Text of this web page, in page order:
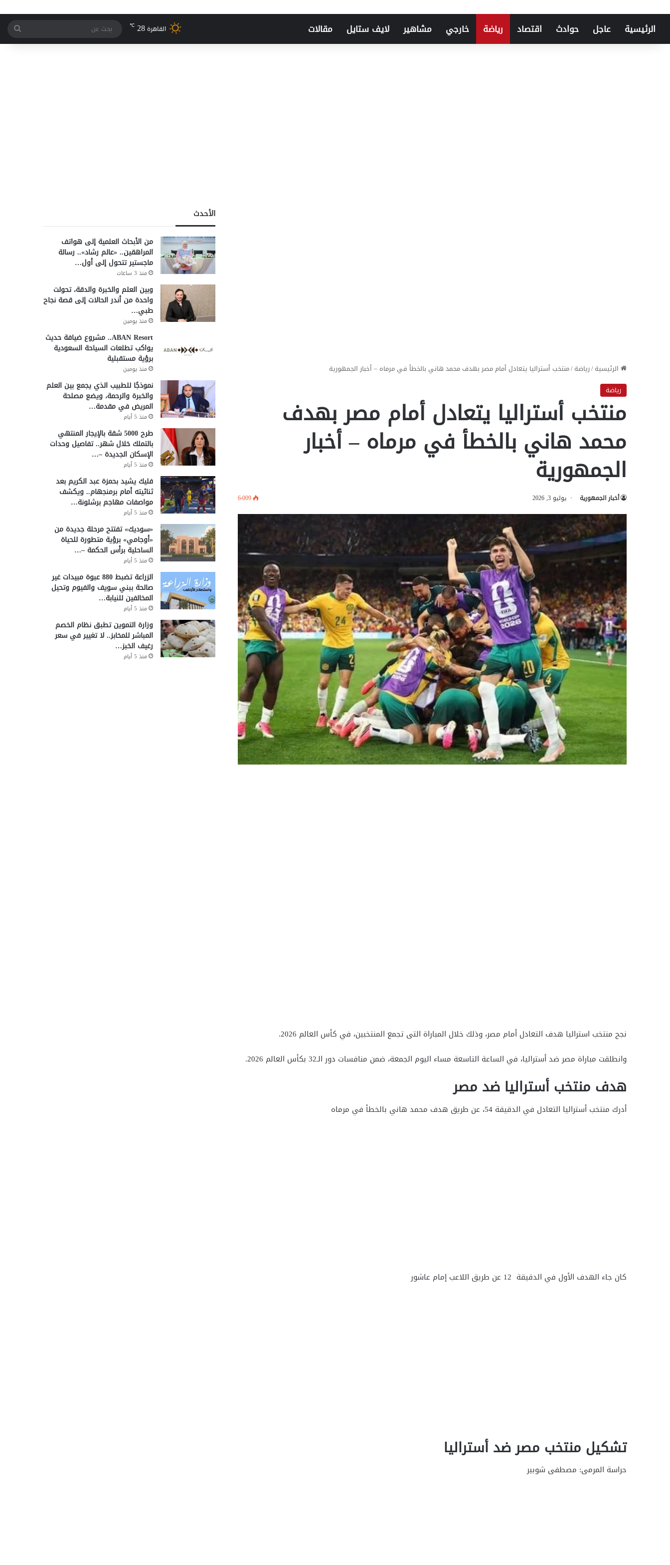
الرئيسية عاجل حوادث اقتصاد رياضة خارجي مشاهير لايف ستايل مقالات القاهرة28
℃
عن
الرئيسية/رياضة/منتخب أستراليا يتعادل أمام مصر بهدف محمد هاني بالخطأ في مرماه – أخبار الجمهورية
رياضة
منتخب أستراليا يتعادل أمام مصر بهدف
محمد هاني بالخطأ في مرماه – أخبار
الجمهورية
أخبار الجمهورية يوليو 3, 2026 6٬009
نجح منتخب استراليا هدف التعادل أمام مصر، وذلك خلال المباراة التى تجمع المنتخبين، في كأس العالم 2026.
وانطلقت مباراة مصر ضد أستراليا، في الساعة التاسعة مساء اليوم الجمعة، ضمن منافسات دور الـ32 بكأس العالم 2026.
هدف منتخب أستراليا ضد مصر
أدرك منتخب أستراليا التعادل في الدقيقة 54، عن طريق هدف محمد هاني بالخطأ في مرماه
كان جاء الهدف الأول في الدقيقة 12 عن طريق اللاعب إمام عاشور
تشكيل منتخب مصر ضد أستراليا
حراسة المرمى: مصطفى شوبير
الأحدث
من الأبحاث العلمية إلى هواتف
المراهقين.. «عالم رشاد».. رسالة
ماجستير تتحول إلى أول…
منذ 3 ساعات
وبين العلم والخبرة والدقة، تحولت
واحدة من أندر الحالات إلى قصة نجاح
طبي…
منذ يومين
ABAN Resort.. مشروع ضيافة حديث
يواكب تطلعات السياحة السعودية
برؤية مستقبلية
منذ يومين
نموذجًا للطبيب الذي يجمع بين العلم
والخبرة والرحمة، ويضع مصلحة
المريض في مقدمة…
منذ 5 أيام
طرح 5000 شقة بالإيجار المنتهي
بالتملك خلال شهر.. تفاصيل وحدات
الإسكان الجديدة –…
منذ 5 أيام
فليك يشيد بحمزة عبد الكريم بعد
ثنائيته أمام برمنجهام.. ويكشف
مواصفات مهاجم برشلونة…
منذ 5 أيام
«سوديك» تفتتح مرحلة جديدة من
«أوجامي» برؤية متطورة للحياة
الساحلية برأس الحكمة –…
منذ 5 أيام
الزراعة تضبط 880 عبوة مبيدات غير
صالحة ببني سويف والفيوم وتحيل
المخالفين للنيابة…
منذ 5 أيام
وزارة التموين تطبق نظام الخصم
المباشر للمخابز.. لا تغيير في سعر
رغيف الخبز…
منذ 5 أيام